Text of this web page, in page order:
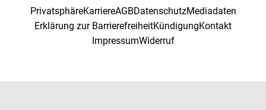
PrivatsphäreKarriereAGBDatenschutzMediadaten
Erklärung zur BarrierefreiheitKündigungKontakt
ImpressumWiderruf